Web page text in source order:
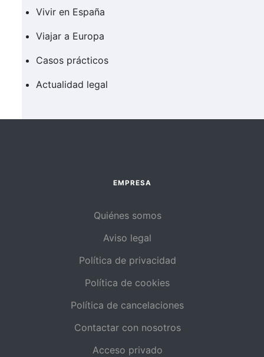
Vivir en España
Viajar a Europa
Casos prácticos
Actualidad legal
EMPRESA
Quiénes somos
Aviso legal
Política de privacidad
Política de cookies
Política de cancelaciones
Contactar con nosotros
Acceso privado